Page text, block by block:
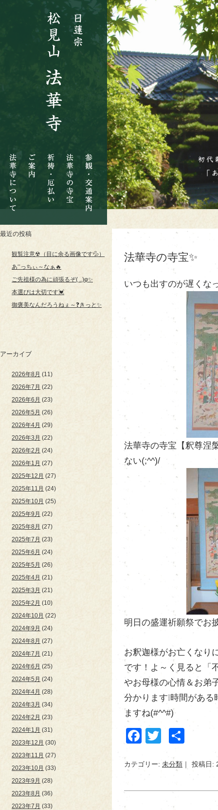
華
寺
に
つ
い
案
内
祷・
厄
払
い
華
寺
の
寺
宝
観・
交
通
案
内
最近の投稿
観覧注意☢（目に余る画像です💦）
あ‘‘っちぃ～なぁ🔥
ご先祖様の為に頑張るぞ( ..)φ✨
本選びは大切です💓
御褒美なんだろうねぇ～❓きっと✨
アーカイブ
2026年8月 (11)
2026年7月 (22)
2026年6月 (23)
2026年5月 (26)
2026年4月 (29)
2026年3月 (22)
2026年2月 (24)
2026年1月 (27)
2025年12月 (27)
2025年11月 (24)
2025年10月 (25)
2025年9月 (22)
2025年8月 (27)
2025年7月 (23)
2025年6月 (24)
2025年5月 (26)
2025年4月 (21)
2025年3月 (21)
2025年2月 (10)
2024年10月 (22)
2024年9月 (24)
2024年8月 (27)
2024年7月 (21)
2024年6月 (25)
2024年5月 (24)
2024年4月 (28)
2024年3月 (34)
2024年2月 (23)
2024年1月 (31)
2023年12月 (30)
2023年11月 (27)
2023年10月 (33)
2023年9月 (28)
2023年8月 (36)
2023年7月 (33)
法華寺の寺宝✨
いつも出すのが遅くな
法華寺の寺宝【釈尊涅
ない(;^^)/
明日の盛運祈願祭でお
お釈迦様がお亡くなり
です！よ～く見ると「
やお母様の心情＆お弟
分かります❕時間があ
ますね(#^^#)
Facebook
Twitter
カテゴリー: 未分類 投稿日: